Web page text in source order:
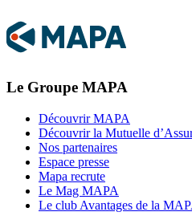
Le Groupe MAPA
Découvrir MAPA
Découvrir la Mutuelle
Nos partenaires
Espace presse
Mapa recrute
Le Mag MAPA
Le club Avantages de la